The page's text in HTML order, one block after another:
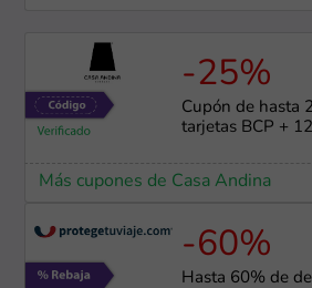
-25%
Cupón de hasta
tarjetas BCP + 12
Más cupones de Casa Andina
-60%
Hasta 60% de